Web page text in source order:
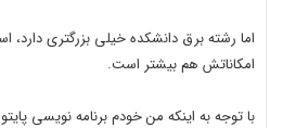
اما رشته برق دانشکده خیلی بزرگتری دارد،
امکاناتش هم بیشتر است.
با توجه به اینکه من خودم برنامه نویسی